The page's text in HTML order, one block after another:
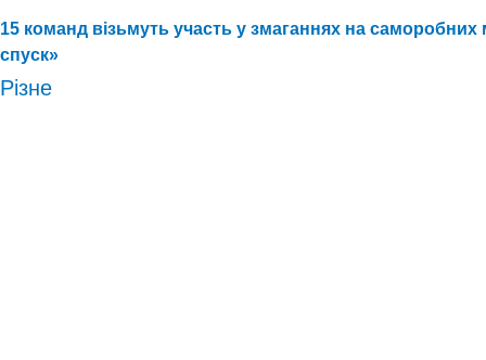
15 команд візьмуть участь у змаганнях на
спуск»
Різне